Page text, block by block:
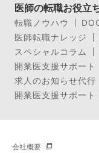
医師の転職お役立
転職ノウハウ
医師転職ナレッジ
スペシャルコラム
開業医支援サポート
求人のお知らせ代行
開業医支援サポー
会社概要